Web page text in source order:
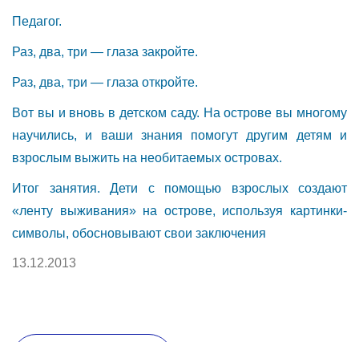
Педагог.
Раз, два, три — глаза закройте.
Раз, два, три — глаза откройте.
Вот вы и вновь в детском саду. На острове вы многому
научились, и ваши знания помогут другим детям и
взрослым выжить на необитаемых островах.
Итог занятия. Дети с помощью взрослых создают
«ленту выживания» на острове, используя картинки-
символы, обосновывают свои заключения
13.12.2013